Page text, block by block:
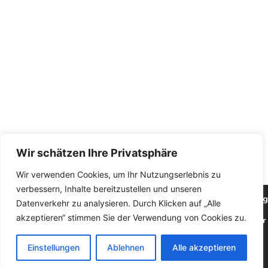
Wir schätzen Ihre Privatsphäre
Wir verwenden Cookies, um Ihr Nutzungserlebnis zu
verbessern, Inhalte bereitzustellen und unseren
Datenverkehr zu analysieren. Durch Klicken auf „Alle
akzeptieren“ stimmen Sie der Verwendung von Cookies zu.
Einstellungen Ablehnen Alle akzeptieren
Wir verwenden Cookies, um Ihnen die bestmögliche
unserer Website zu bieten.
In denEinstellungenkönnen Sie erfahren, welche Cookies wir
Zustimmen Ablehnen